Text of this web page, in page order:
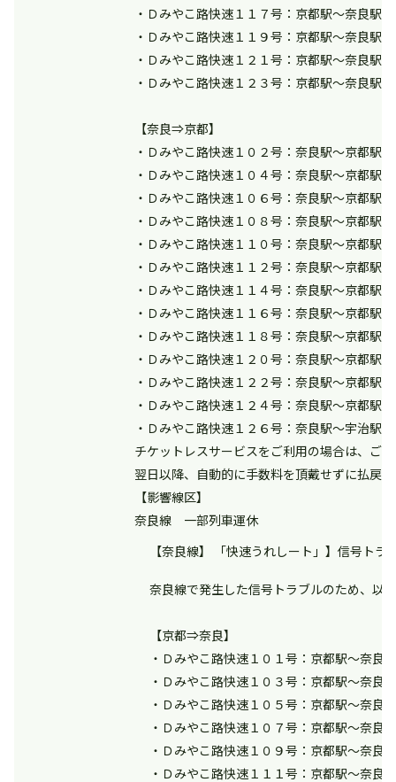
・Ｄみやこ路快速１１７号：京都駅～奈良駅間
・Ｄみやこ路快速１１９号：京都駅～奈良駅間
・Ｄみやこ路快速１２１号：京都駅～奈良駅間
・Ｄみやこ路快速１２３号：京都駅～奈良駅
【奈良⇒京都】
・Ｄみやこ路快速１０２号：奈良駅～京都駅間
・Ｄみやこ路快速１０４号：奈良駅～京都駅間
・Ｄみやこ路快速１０６号：奈良駅～京都駅間
・Ｄみやこ路快速１０８号：奈良駅～京都駅間
・Ｄみやこ路快速１１０号：奈良駅～京都駅間
・Ｄみやこ路快速１１２号：奈良駅～京都駅間
・Ｄみやこ路快速１１４号：奈良駅～京都駅間
・Ｄみやこ路快速１１６号：奈良駅～京都駅間
・Ｄみやこ路快速１１８号：奈良駅～京都駅間
・Ｄみやこ路快速１２０号：奈良駅～京都駅間
・Ｄみやこ路快速１２２号：奈良駅～京都駅間
・Ｄみやこ路快速１２４号：奈良駅～京都駅
・Ｄみやこ路快速１２６号：奈良駅～宇治駅
チケットレスサービスをご利用の場合は、ご
翌日以降、自動的に手数料を頂戴せずに払戻
【影響線区】
奈良線 一部列車運休
【奈良線】 「快速うれしート」】信号ト
奈良線で発生した信号トラブルのため、以
【京都⇒奈良】
・Ｄみやこ路快速１０１号：京都駅～奈良
・Ｄみやこ路快速１０３号：京都駅～奈良
・Ｄみやこ路快速１０５号：京都駅～奈良
・Ｄみやこ路快速１０７号：京都駅～奈良
・Ｄみやこ路快速１０９号：京都駅～奈良
・Ｄみやこ路快速１１１号：京都駅～奈良